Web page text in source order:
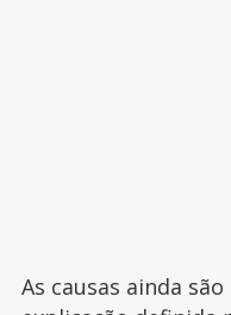
As causas ainda